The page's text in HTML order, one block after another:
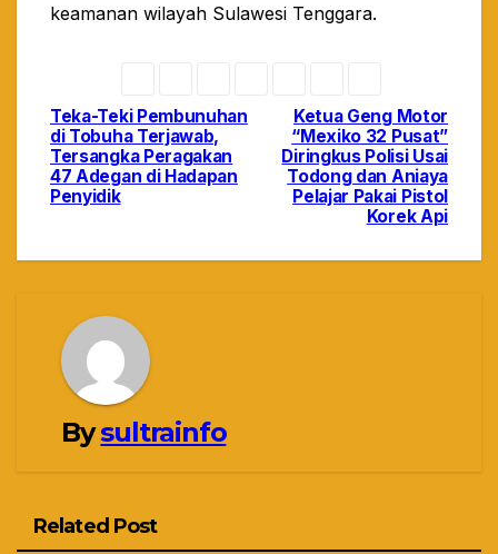
keamanan wilayah Sulawesi Tenggara.
Navigasi
pos
Ketua Geng Motor
“Mexiko 32 Pusat”
Diringkus Polisi Usai
Todong dan Aniaya
Pelajar Pakai Pistol
Korek Api
Teka-Teki Pembunuhan
di Tobuha Terjawab,
Tersangka Peragakan
47 Adegan di Hadapan
Penyidik
Bysultrainfo
Related Post